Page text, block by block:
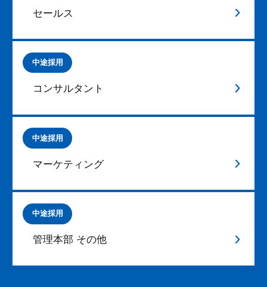
セールス
中途採用
コンサルタント
中途採用
マーケティング
中途採用
管理本部 その他